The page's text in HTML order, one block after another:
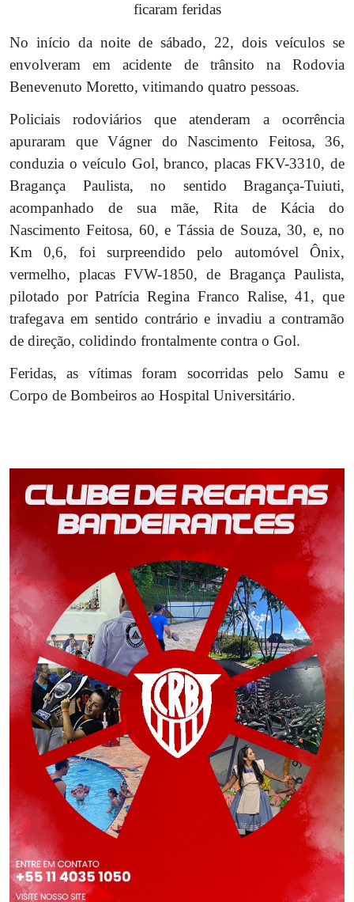
ficaram feridas
No início da noite de sábado, 22, dois veículos se
envolveram em acidente de trânsito na Rodovia
Benevenuto Moretto, vitimando quatro pessoas.
Policiais rodoviários que atenderam a ocorrência
apuraram que Vágner do Nascimento Feitosa, 36,
conduzia o veículo Gol, branco, placas FKV-3310, de
Bragança Paulista, no sentido Bragança-Tuiuti,
acompanhado de sua mãe, Rita de Kácia do
Nascimento Feitosa, 60, e Tássia de Souza, 30, e, no
Km 0,6, foi surpreendido pelo automóvel Ônix,
vermelho, placas FVW-1850, de Bragança Paulista,
pilotado por Patrícia Regina Franco Ralise, 41, que
trafegava em sentido contrário e invadiu a contramão
de direção, colidindo frontalmente contra o Gol.
Feridas, as vítimas foram socorridas pelo Samu e
Corpo de Bombeiros ao Hospital Universitário.